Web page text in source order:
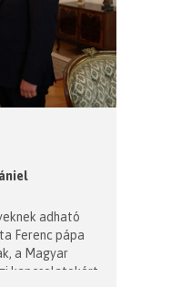
adható
Ferenc pápa
a Magyar
kapcsolatokért